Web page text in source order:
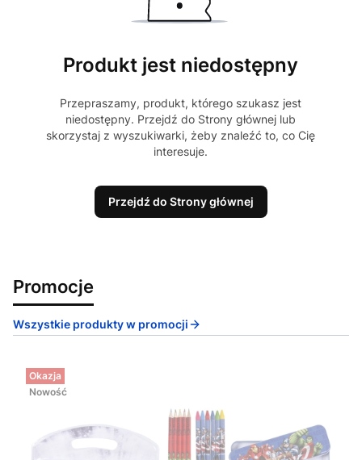
Produkt jest niedostępny
Przepraszamy, produkt, którego szukasz jest
niedostępny. Przejdź do Strony głównej lub
skorzystaj z wyszukiwarki, żeby znaleźć to, co Cię
interesuje.
Przejdź do Strony głównej
Promocje
Wszystkie produkty w promocji
Okazja
Nowość